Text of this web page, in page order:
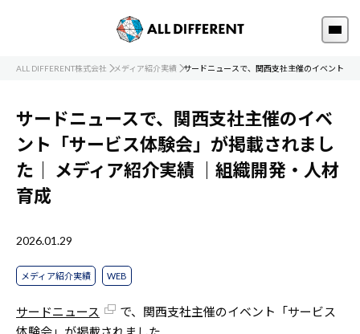
ALL DIFFERENT株式会社 メディア紹介実績 サードニュースで、関西支社主催のイベント「
サードニュースで、関西支社主催のイベ
ント「サービス体験会」が掲載されまし
た｜ メディア紹介実績
｜組織開発・人材
育成
2026.01.29
メディア紹介実績 WEB
サードニュース
で、関西支社主催のイベント「サービス